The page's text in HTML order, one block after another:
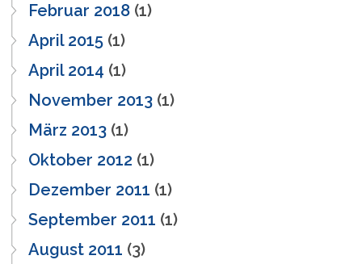
Februar 2018 (1)
April 2015 (1)
April 2014 (1)
November 2013 (1)
März 2013 (1)
Oktober 2012 (1)
Dezember 2011 (1)
September 2011 (1)
August 2011 (3)